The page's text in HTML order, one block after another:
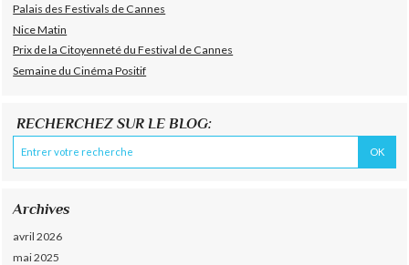
Palais des Festivals de Cannes
Nice Matin
Prix de la Citoyenneté du Festival de Cannes
Semaine du Cinéma Positif
RECHERCHEZ SUR LE BLOG:
Archives
avril 2026
mai 2025